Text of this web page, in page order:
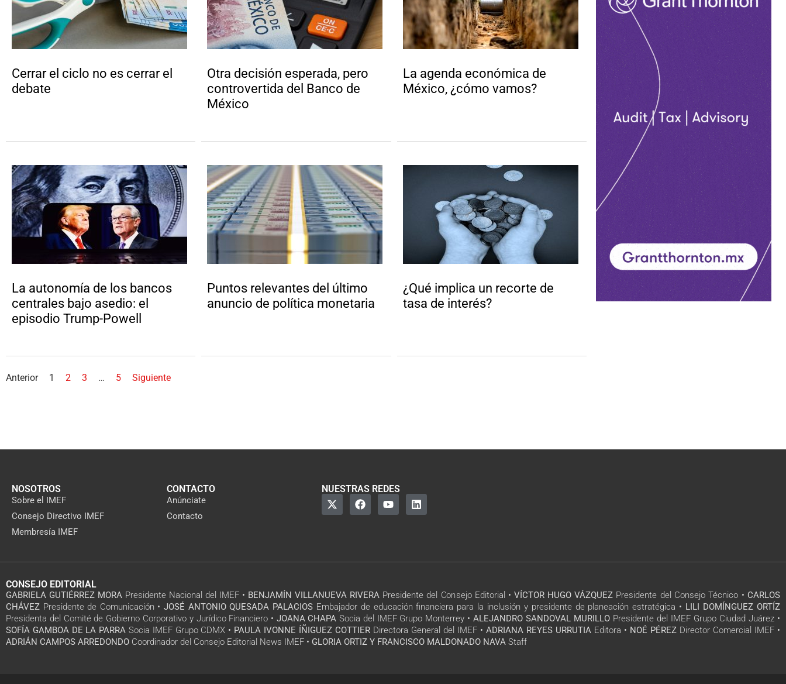
Cerrar el ciclo no es cerrar el
debate
Otra decisión esperada, pero
controvertida del Banco de
México
La agenda económica de
México, ¿cómo vamos?
La autonomía de los bancos
centrales bajo asedio: el
episodio Trump-Powell
Puntos relevantes del último
anuncio de política monetaria
¿Qué implica un recorte de
tasa de interés?
Anterior 1 2 3 … 5 Siguiente
NOSOTROS
Sobre el IMEF
Consejo Directivo IMEF
Membresía IMEF
CONTACTO
Anúnciate
Contacto
NUESTRAS REDES
CONSEJO EDITORIAL
GABRIELA GUTIÉRREZ MORA Presidente Nacional del IMEF • BENJAMÍN VILLANUEVA RIVERA Presidente del Consejo Editorial • VÍCTOR HUGO VÁZQUEZ Presidente del Consejo Técnico • CARLOS
CHÁVEZ Presidente de Comunicación • JOSÉ ANTONIO QUESADA PALACIOS Embajador de educación financiera para la inclusión y presidente de planeación estratégica • LILI DOMÍNGUEZ ORTÍZ
Presidenta del Comité de Gobierno Corporativo y Jurídico Financiero • JOANA CHAPA Socia del IMEF Grupo Monterrey • ALEJANDRO SANDOVAL MURILLO Presidente del IMEF Grupo Ciudad Juárez •
SOFÍA GAMBOA DE LA PARRA Socia IMEF Grupo CDMX • PAULA IVONNE ÍÑIGUEZ COTTIER Directora General del IMEF • ADRIANA REYES URRUTIA Editora • NOÉ PÉREZ Director Comercial IMEF •
ADRIÁN CAMPOS ARREDONDO Coordinador del Consejo Editorial News IMEF • GLORIA ORTIZ Y FRANCISCO MALDONADO NAVA Staff